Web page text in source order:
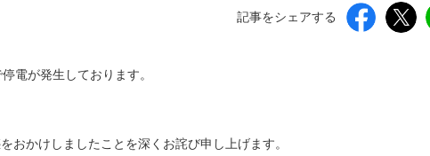
記事をシェアする
電が発生しております。
おかけしましたことを深くお詫び申し上げます。